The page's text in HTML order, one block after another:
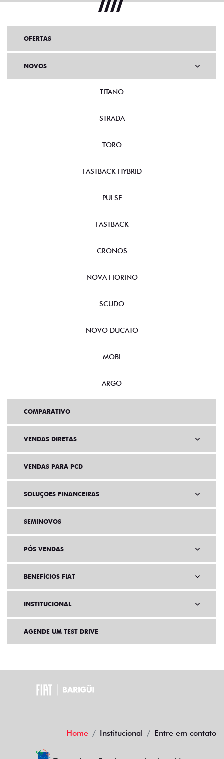
OFERTAS
NOVOS
TITANO
STRADA
TORO
FASTBACK HYBRID
PULSE
FASTBACK
CRONOS
NOVA FIORINO
SCUDO
NOVO DUCATO
MOBI
ARGO
COMPARATIVO
VENDAS DIRETAS
VENDAS PARA PCD
SOLUÇÕES FINANCEIRAS
SEMINOVOS
PÓS VENDAS
BENEFÍCIOS FIAT
INSTITUCIONAL
AGENDE UM TEST DRIVE
Home Institucional Entre em contato